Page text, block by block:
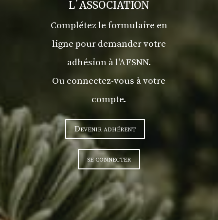
Complétez le formulaire en
ligne pour demander votre
adhésion à l'AFSNN.
Ou connectez-vous à votre
compte.
Devenir adhérent
se connecter